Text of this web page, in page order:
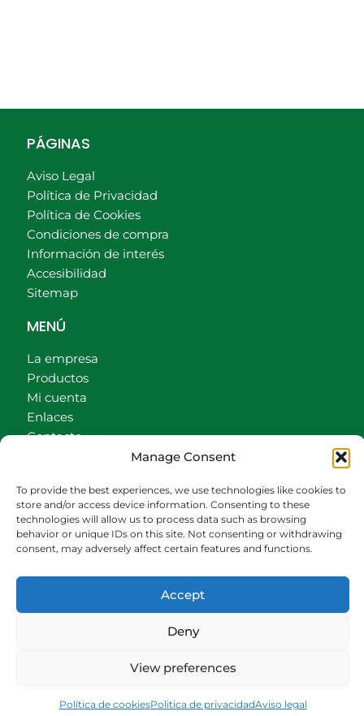
Manage Consent
To provide the best experiences, we use technologies like cookies to
store and/or access device information. Consenting to these
technologies will allow us to process data such as browsing
behavior or unique IDs on this site. Not consenting or withdrawing
consent, may adversely affect certain features and functions.
Accept
Deny
View preferences
Política de cookiesPolitica de privacidadAviso legal
PÁGINAS
Aviso Legal
Política de Privacidad
Política de Cookies
Condiciones de compra
Información de interés
Accesibilidad
Sitemap
MENÚ
La empresa
Productos
Mi cuenta
Enlaces
Contacto
CONTACTO
942540013
609472979
comercial@bediaycabarga.com
De lunes a viernes de 8:30 a 13:00 y de 15:00 a
Webmaster:Nuética Informática